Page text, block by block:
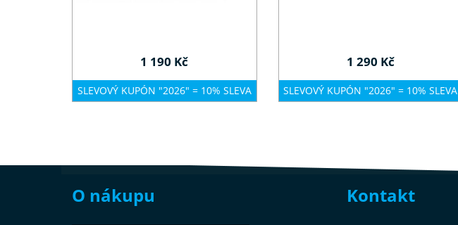
1 190 Kč
SLEVOVÝ KUPÓN "2026" = 10% SLEVA
1 290 Kč
SLEVOVÝ KUPÓN "2026" = 10% SLEVA
O nákupu Kontakt